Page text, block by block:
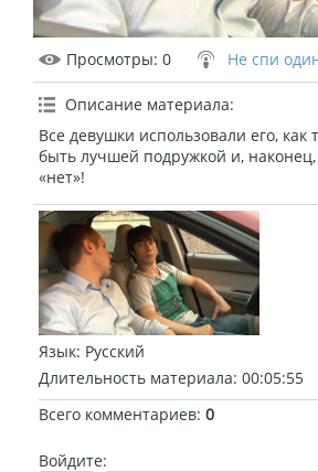
Просмотры: 0 Не спи
Описание материала:
Все девушки использовали его, как
быть лучшей подружкой и,
«нет»!
Язык: Русский
Длительность материала: 00:05:55
Всего комментариев: 0
Войдите: